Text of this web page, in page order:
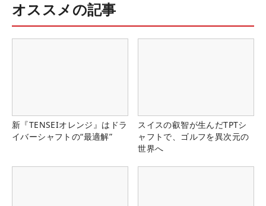
オススメの記事
新『TENSEIオレンジ』はドラ
イバーシャフトの“最適解”
スイスの叡智が生んだTPTシ
ャフトで、ゴルフを異次元の
世界へ